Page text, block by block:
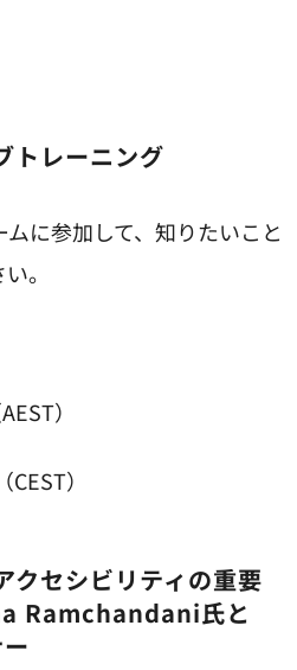
トレーニング
に参加して、知りたいこと
。
）
）
Ramchandani氏と